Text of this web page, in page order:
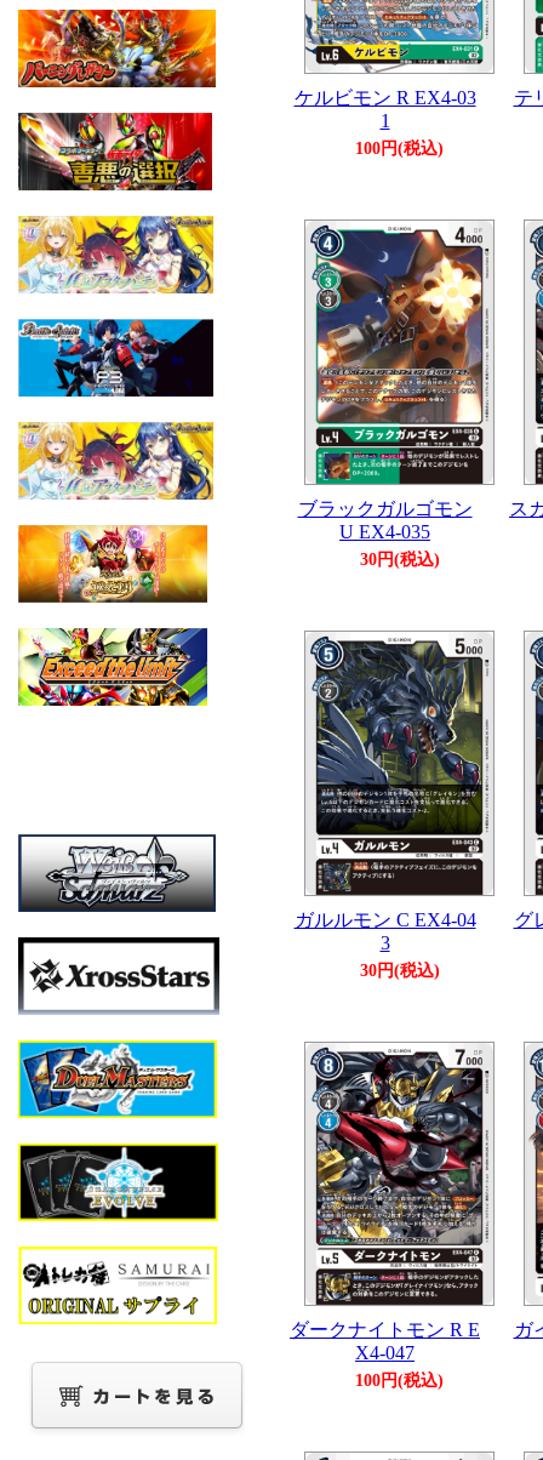
ケルビモン R EX4-03
1
100円(税込)
テ
ブラックガルゴモン
U EX4-035
30円(税込)
ス
ガルルモン C EX4-04
3
30円(税込)
グ
ダークナイトモン R E
X4-047
100円(税込)
ガ